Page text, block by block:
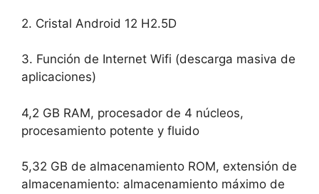
2. Cristal Android 12 H2.5D
3. Función de Internet Wifi (descarga masiva de
aplicaciones)
4,2 GB RAM, procesador de 4 núcleos,
procesamiento potente y fluido
5,32 GB de almacenamiento ROM, extensión de
almacenamiento: almacenamiento máximo de